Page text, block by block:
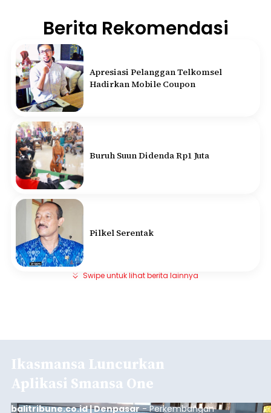
Berita Rekomendasi
Apresiasi Pelanggan Telkomsel
Hadirkan Mobile Coupon
Buruh Suun Didenda Rp1 Juta
Pilkel Serentak
Swipe untuk lihat berita lainnya
Ikasmansa Luncurkan
Aplikasi Smansa One
balitribune.co.id | Denpasar- Perkembangan